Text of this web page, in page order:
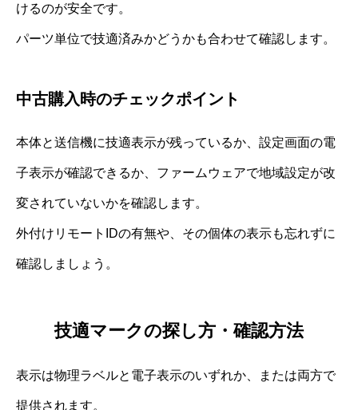
けるのが安全です。
パーツ単位で技適済みかどうかも合わせて確認します。
中古購入時のチェックポイント
本体と送信機に技適表示が残っているか、設定画面の電
子表示が確認できるか、ファームウェアで地域設定が改
変されていないかを確認します。
外付けリモートIDの有無や、その個体の表示も忘れずに
確認しましょう。
技適マークの探し方・確認方法
表示は物理ラベルと電子表示のいずれか、または両方で
提供されます。